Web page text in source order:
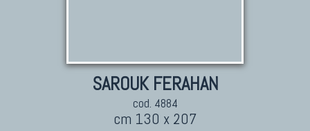
SAROUK FERAHAN
cod. 4884
cm 130 x 207